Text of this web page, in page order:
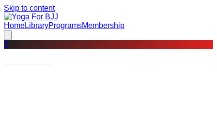
Skip to content
HomeLibraryProgramsMembership
?